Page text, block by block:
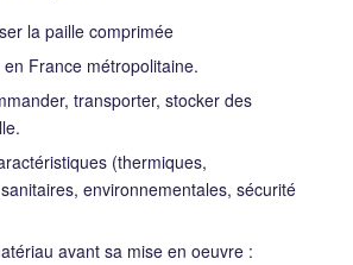
la paille comprimée
France métropolitaine.
transporter, stocker des
(thermiques,
environnementales, sécurité
avant sa mise en oeuvre :